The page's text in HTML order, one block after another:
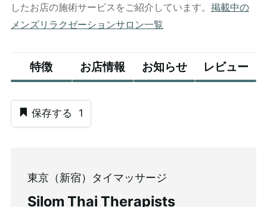
したお店の施術サービスをご紹介しています。 掲載中の
メンズリラクゼーションサロン一覧
特徴 お店情報 お知らせ レビュー
保存する 1
東京（新宿）タイマッサージ
Silom Thai Therapists